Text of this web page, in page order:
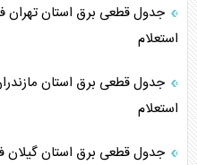
استعلام
استعلام